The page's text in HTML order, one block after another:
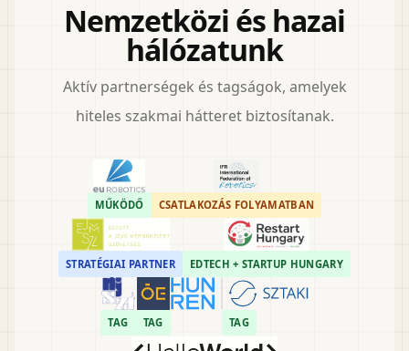
Nemzetközi és hazai
hálózatunk
Aktív partnerségek és tagságok, amelyek
hiteles szakmai hátteret biztosítanak.
MŰKÖDŐ CSATLAKOZÁS FOLYAMATBAN
STRATÉGIAI PARTNER EDTECH + STARTUP HUNGARY
TAG TAG TAG